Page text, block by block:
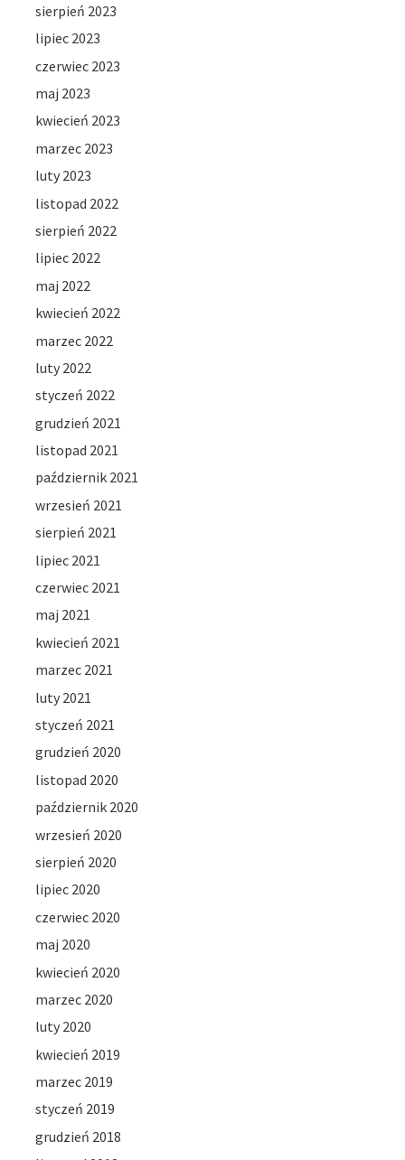
sierpień 2023
lipiec 2023
czerwiec 2023
maj 2023
kwiecień 2023
marzec 2023
luty 2023
listopad 2022
sierpień 2022
lipiec 2022
maj 2022
kwiecień 2022
marzec 2022
luty 2022
styczeń 2022
grudzień 2021
listopad 2021
październik 2021
wrzesień 2021
sierpień 2021
lipiec 2021
czerwiec 2021
maj 2021
kwiecień 2021
marzec 2021
luty 2021
styczeń 2021
grudzień 2020
listopad 2020
październik 2020
wrzesień 2020
sierpień 2020
lipiec 2020
czerwiec 2020
maj 2020
kwiecień 2020
marzec 2020
luty 2020
kwiecień 2019
marzec 2019
styczeń 2019
grudzień 2018